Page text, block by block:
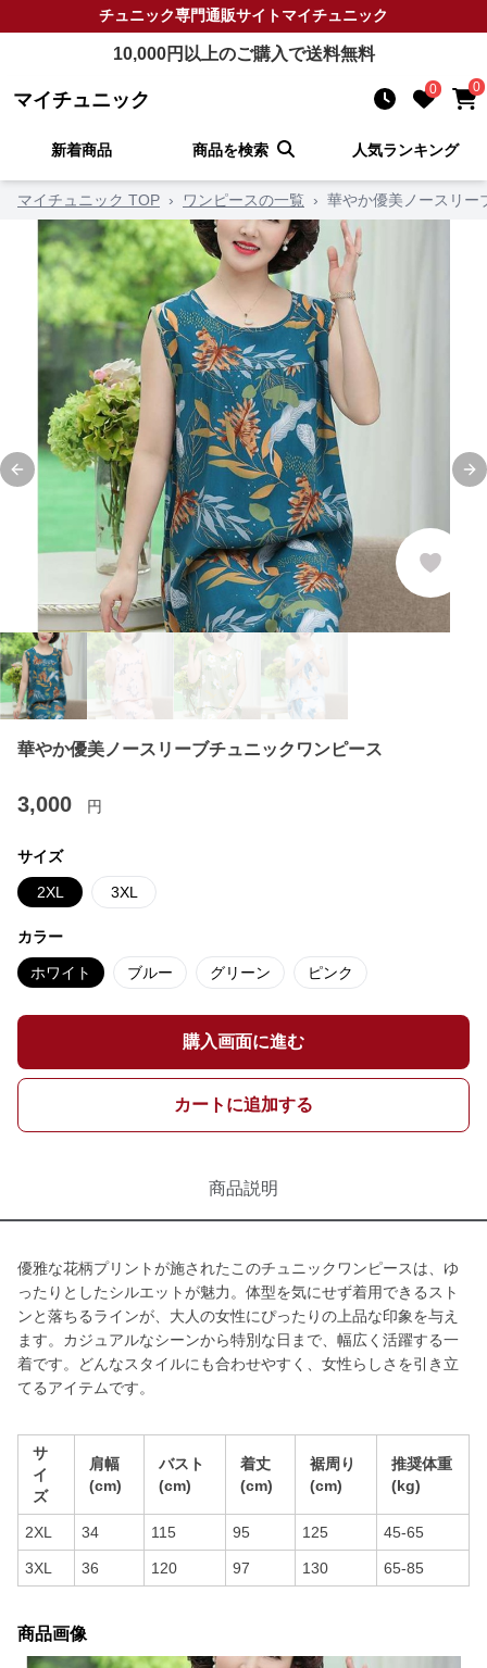
チュニック専門通販サイトマイチュニック
10,000円以上のご購入で送料無料
マイチュニック 0 0
新着商品 商品を検索 人気ランキング
マイチュニック TOP › ワンピースの一覧 › 華やか優美ノースリー
Previous slide
華やか優美ノースリーブチュニックワンピース
3,000 円
サイズ
2XL 3XL
カラー
ホワイト ブルー グリーン ピンク
購入画面に進む
カートに追加する
商品説明
優雅な花柄プリントが施されたこのチュニックワンピースは、ゆ
ったりとしたシルエットが魅力。体型を気にせず着用できるスト
ンと落ちるラインが、大人の女性にぴったりの上品な印象を与え
ます。カジュアルなシーンから特別な日まで、幅広く活躍する一
着です。どんなスタイルにも合わせやすく、女性らしさを引き立
てるアイテムです。
サ
イ
ズ
肩幅
(cm)
バスト
(cm)
着丈
(cm)
裾周り
(cm)
推奨体重
(kg)
2XL 34 115 95 125 45-65
3XL 36 120 97 130 65-85
商品画像